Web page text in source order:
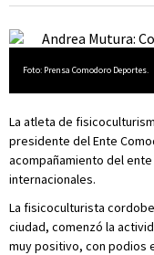
Foto: Prensa Comodoro Deportes.
La atleta de
presidente del Ente
acompañamiento del
internacionales.
La fisicoculturista
ciudad, comenzó la
muy positivo, con podios